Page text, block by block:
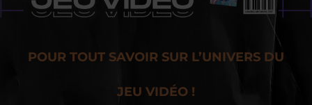
POUR TOUT SAVOIR SUR L’UNIVERS DU
JEU VIDÉO !